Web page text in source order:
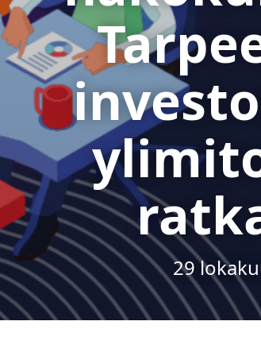
29